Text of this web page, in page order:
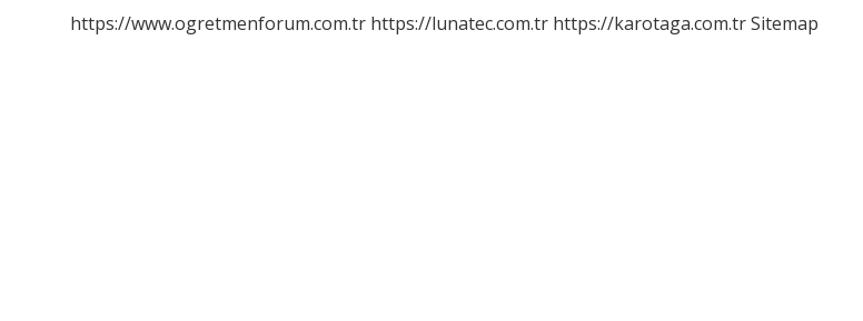
https://www.ogretmenforum.com.tr https://lunatec.com.tr https://karotaga.com.trSitemap